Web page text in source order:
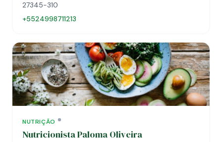
27345-310
+5524998711213
NUTRIÇÃO
Nutricionista Paloma Oliveira